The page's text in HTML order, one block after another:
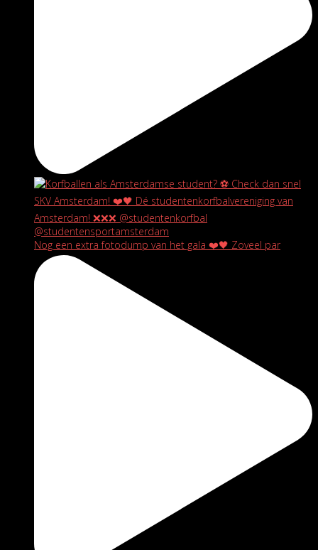
Nog een extra fotodump van het gala ❤️🖤 Zoveel par